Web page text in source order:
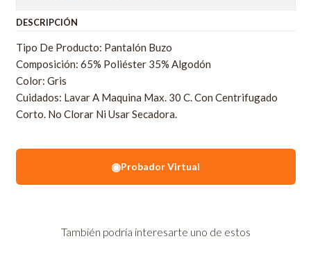
DESCRIPCIÓN
Tipo De Producto: Pantalón Buzo
Composición: 65% Poliéster 35% Algodón
Color: Gris
Cuidados: Lavar A Maquina Max. 30 C. Con Centrifugado
Corto. No Clorar Ni Usar Secadora.
◉Probador Virtual
También podría interesarte uno de estos